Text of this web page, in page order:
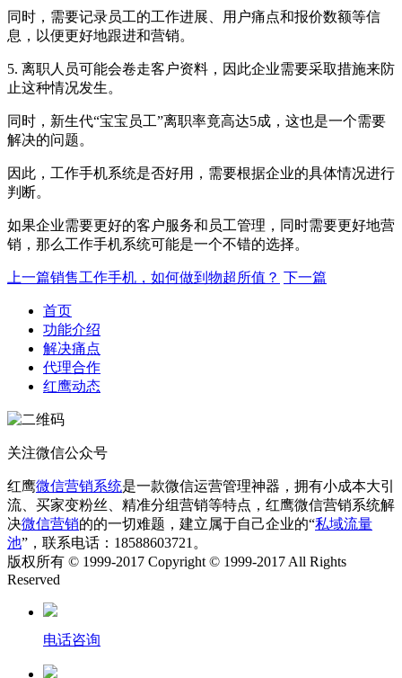
同时，需要记录员工的工作进展、用户痛点和报价数额等信
息，以便更好地跟进和营销。
5. 离职人员可能会卷走客户资料，因此企业需要采取措施来防
止这种情况发生。
同时，新生代“宝宝员工”离职率竟高达5成，这也是一个需要
解决的问题。
因此，工作手机系统是否好用，需要根据企业的具体情况进行
判断。
如果企业需要更好的客户服务和员工管理，同时需要更好地营
销，那么工作手机系统可能是一个不错的选择。
上一篇销售工作手机，如何做到物超所值？ 下一篇
首页
功能介绍
解决痛点
代理合作
红鹰动态
关注微信公众号
红鹰微信营销系统是一款微信运营管理神器，拥有小成本大引
流、买家变粉丝、精准分组营销等特点，红鹰微信营销系统解
决微信营销的的一切难题，建立属于自己企业的“私域流量
池”，联系电话：18588603721。
版权所有 © 1999-2017 Copyright © 1999-2017 All Rights
Reserved
电话咨询